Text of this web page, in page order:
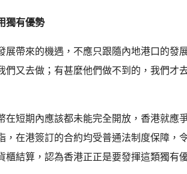
獨有優勢
帶來的機遇，不應只跟隨內地港口的發
們又去做；有甚麼他們做不到的，我們才
在短期內應該都未能完全開放，香港就應
，在港簽訂的合約均受普通法制度保障，
結算，認為香港正正是要發揮這類獨有